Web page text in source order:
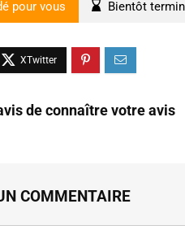
pour vous Bientôt
de connaître votre avis
COMMENTAIRE